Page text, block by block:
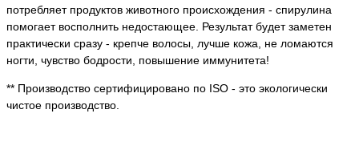
потребляет продуктов животного происхождения - спирулина
помогает восполнить недостающее. Результат будет заметен
практически сразу - крепче волосы, лучше кожа, не ломаются
ногти, чувство бодрости, повышение иммунитета!
** Производство сертифицировано по ISO - это экологически
чистое производство.